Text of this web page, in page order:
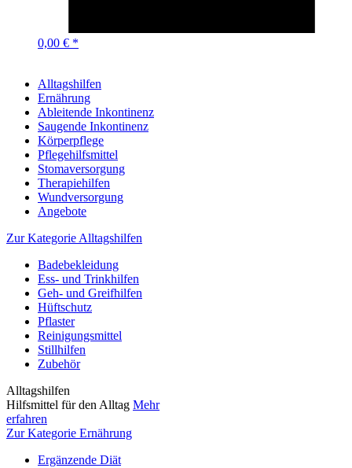
0,00 € *
Alltagshilfen
Ernährung
Ableitende Inkontinenz
Saugende Inkontinenz
Körperpflege
Pflegehilfsmittel
Stomaversorgung
Therapiehilfen
Wundversorgung
Angebote
Zur Kategorie Alltagshilfen
Badebekleidung
Ess- und Trinkhilfen
Geh- und Greifhilfen
Hüftschutz
Pflaster
Reinigungsmittel
Stillhilfen
Zubehör
Alltagshilfen
Hilfsmittel für den Alltag Mehr
erfahren
Zur Kategorie Ernährung
Ergänzende Diät